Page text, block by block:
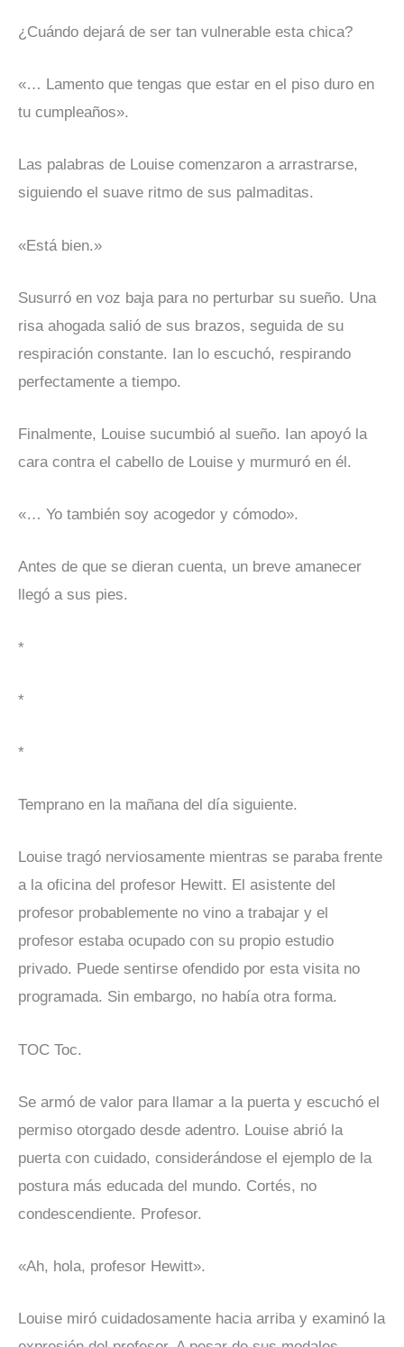
¿Cuándo dejará de ser tan vulnerable esta chica?
«… Lamento que tengas que estar en el piso duro en
tu cumpleaños».
Las palabras de Louise comenzaron a arrastrarse,
siguiendo el suave ritmo de sus palmaditas.
«Está bien.»
Susurró en voz baja para no perturbar su sueño. Una
risa ahogada salió de sus brazos, seguida de su
respiración constante. Ian lo escuchó, respirando
perfectamente a tiempo.
Finalmente, Louise sucumbió al sueño. Ian apoyó la
cara contra el cabello de Louise y murmuró en él.
«… Yo también soy acogedor y cómodo».
Antes de que se dieran cuenta, un breve amanecer
llegó a sus pies.
*
*
*
Temprano en la mañana del día siguiente.
Louise tragó nerviosamente mientras se paraba frente
a la oficina del profesor Hewitt. El asistente del
profesor probablemente no vino a trabajar y el
profesor estaba ocupado con su propio estudio
privado. Puede sentirse ofendido por esta visita no
programada. Sin embargo, no había otra forma.
TOC Toc.
Se armó de valor para llamar a la puerta y escuchó el
permiso otorgado desde adentro. Louise abrió la
puerta con cuidado, considerándose el ejemplo de la
postura más educada del mundo. Cortés, no
condescendiente. Profesor.
«Ah, hola, profesor Hewitt».
Louise miró cuidadosamente hacia arriba y examinó la